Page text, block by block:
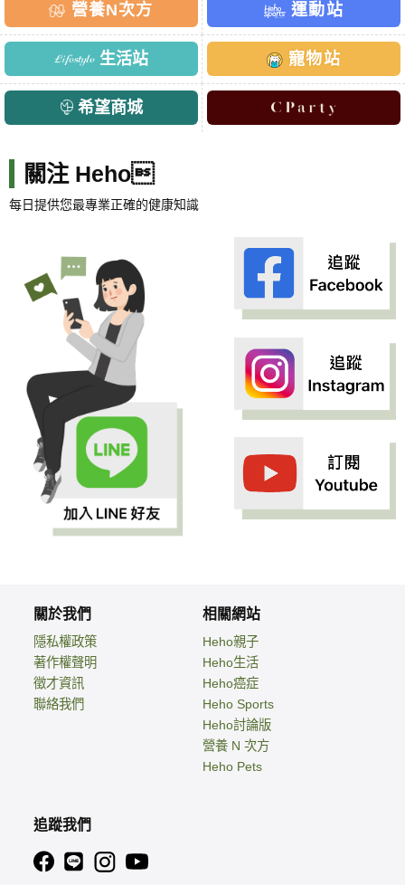
營養N次方 運動站
生活站 寵物站
希望商城
關注 Heho
每日提供您最專業正確的健康知識
關於我們
隱私權政策
著作權聲明
徵才資訊
聯絡我們
相關網站
Heho親子
Heho生活
Heho癌症
Heho Sports
Heho討論版
營養 N 次方
Heho Pets
追蹤我們